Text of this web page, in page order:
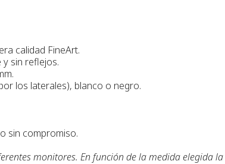
calidad FineArt.
sin reflejos.
los laterales), blanco o negro.
sin compromiso.
monitores. En función de la medida elegida